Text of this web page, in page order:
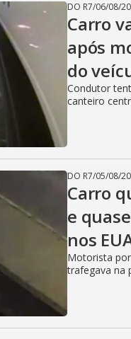
DO R7/06/08/
Carro
após
do
Condutor
canteiro
DO R7/05/08/
Carro
e
nos
Motorista
trafegava na